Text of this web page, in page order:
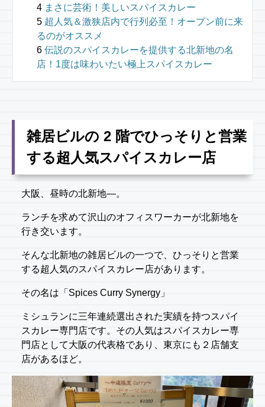
まさに芸術！美しいスパイスカレー
超人気＆激狭店内で行列必至！オープン前に来
るのがオススメ
伝説のスパイスカレーを提供する北新地の名
店！1度は味わいたい極上スパイスカレー
雑居ビルの 2 階でひっそりと営業
する超人気スパイスカレー店
大阪、昼時の北新地―。
ランチを求めて沢山のオフィスワーカーが北新地を
行き交います。
そんな北新地の雑居ビルの一つで、ひっそりと営業
する超人気のスパイスカレー店があります。
その名は「Spices Curry Synergy」
ミシュランに三年連続選出された実績を持つスパイ
スカレー専門店です。その人気はスパイスカレー専
門店として大阪の代表格であり、東京にも２店舗支
店があるほど。